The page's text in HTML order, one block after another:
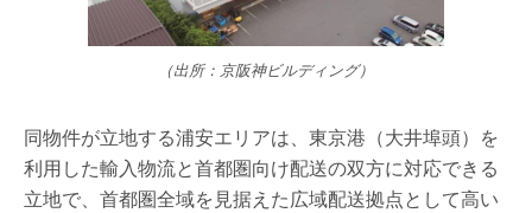
（出所：京阪神ビルディング）
同物件が立地する浦安エリアは、東京港（大井埠頭）を
利用した輸入物流と首都圏向け配送の双方に対応できる
立地で、首都圏全域を見据えた広域配送拠点として高い